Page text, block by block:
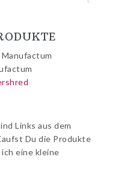
Manufactum
Links aus dem
Du die Produkte
eine kleine